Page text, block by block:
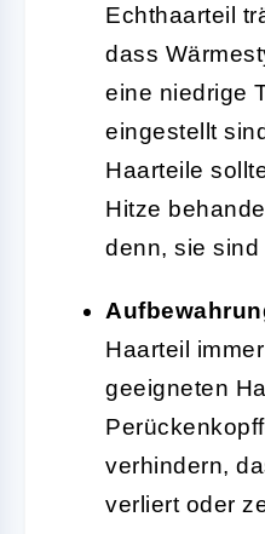
Echthaarteil
dass
eine niedrige
eingestellt
Haarteile
Hitze
denn, sie
Haarteil
geeigneten
verhindern,
verliert oder